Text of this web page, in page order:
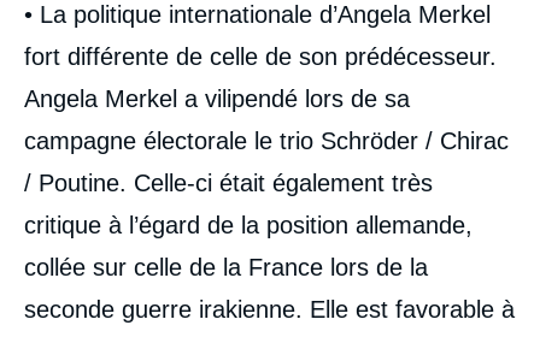
• La politique internationale d’Angela Merkel
fort différente de celle de son prédécesseur.
Angela Merkel a vilipendé lors de sa
campagne électorale le trio Schröder / Chirac
/ Poutine. Celle-ci était également très
critique à l’égard de la position allemande,
collée sur celle de la France lors de la
seconde guerre irakienne. Elle est favorable à